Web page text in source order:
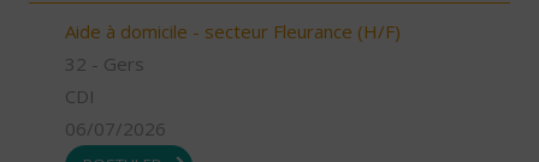
Aide à domicile - secteur Fleurance (H/F)
32 - Gers
CDI
06/07/2026